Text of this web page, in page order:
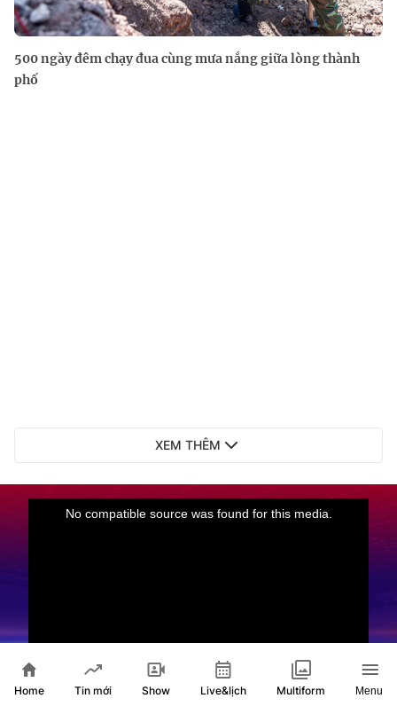
500 ngày đêm chạy đua cùng mưa nắng giữa lòng thành
phố
XEM THÊM
Live
Phim tài liệu: Sáng mãi một niềm tin - Thanh
Home Tin mới Show Live&lịch Multiform Menu